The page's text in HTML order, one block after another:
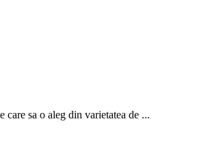
care sa o aleg din varietatea de ...